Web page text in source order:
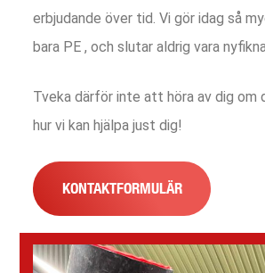
erbjudande över tid. Vi gör idag så
bara PE , och slutar aldrig vara
Tveka därför inte att höra av dig om
hur vi kan hjälpa just dig!
KONTAKTFORMULÄR